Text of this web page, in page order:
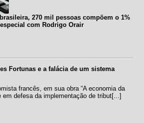
270 mil pessoas compõem o 1%
com Rodrigo Orair
Fortunas e a falácia de um sistema
francês, em sua obra “A economia da
em defesa da implementação de tribut[...]